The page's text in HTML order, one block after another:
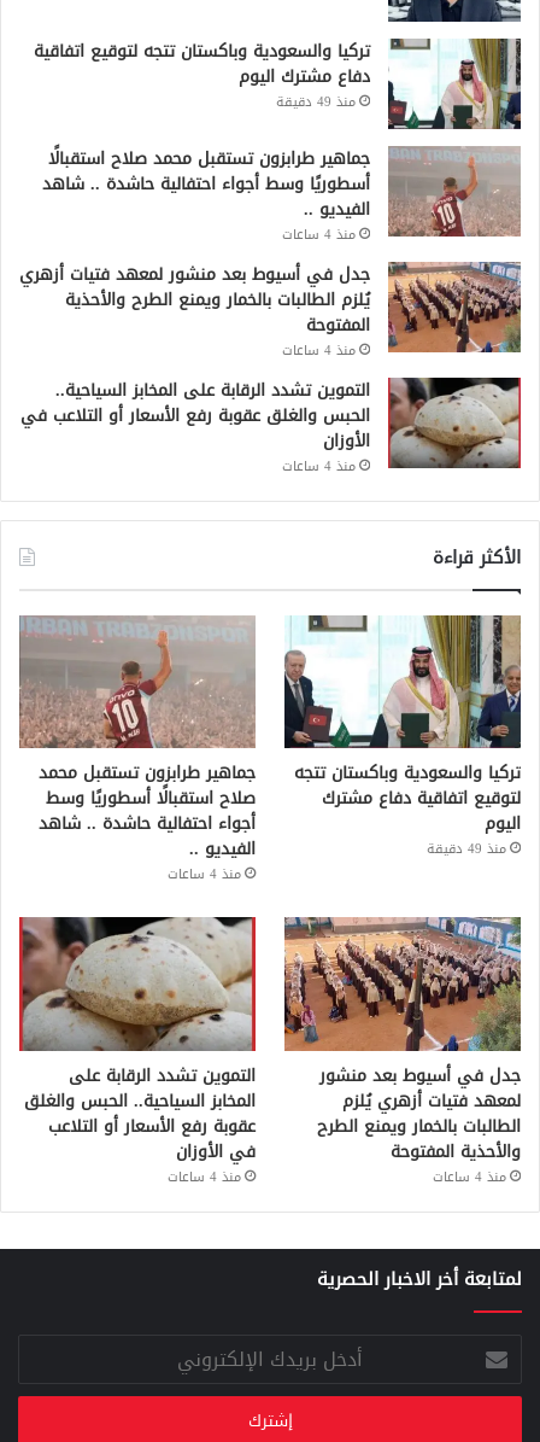
تركيا والسعودية وباكستان تتجه لتوقيع اتفاقية
دفاع مشترك اليوم
منذ 49 دقيقة
جماهير طرابزون تستقبل محمد صلاح استقبالًا
أسطوريًا وسط أجواء احتفالية حاشدة .. شاهد
الفيديو ..
منذ 4 ساعات
جدل في أسيوط بعد منشور لمعهد فتيات أزهري
يُلزم الطالبات بالخمار ويمنع الطرح والأحذية
المفتوحة
منذ 4 ساعات
التموين تشدد الرقابة على المخابز السياحية..
الحبس والغلق عقوبة رفع الأسعار أو التلاعب في
الأوزان
منذ 4 ساعات
الأكثر قراءة
تركيا والسعودية وباكستان تتجه
لتوقيع اتفاقية دفاع مشترك
اليوم
منذ 49 دقيقة
جماهير طرابزون تستقبل محمد
صلاح استقبالًا أسطوريًا وسط
أجواء احتفالية حاشدة .. شاهد
الفيديو ..
منذ 4 ساعات
جدل في أسيوط بعد منشور
لمعهد فتيات أزهري يُلزم
الطالبات بالخمار ويمنع الطرح
والأحذية المفتوحة
منذ 4 ساعات
التموين تشدد الرقابة على
المخابز السياحية.. الحبس والغلق
عقوبة رفع الأسعار أو التلاعب
في الأوزان
منذ 4 ساعات
لمتابعة أخر الاخبار الحصرية
أدخل
بريدك
الإلكتروني